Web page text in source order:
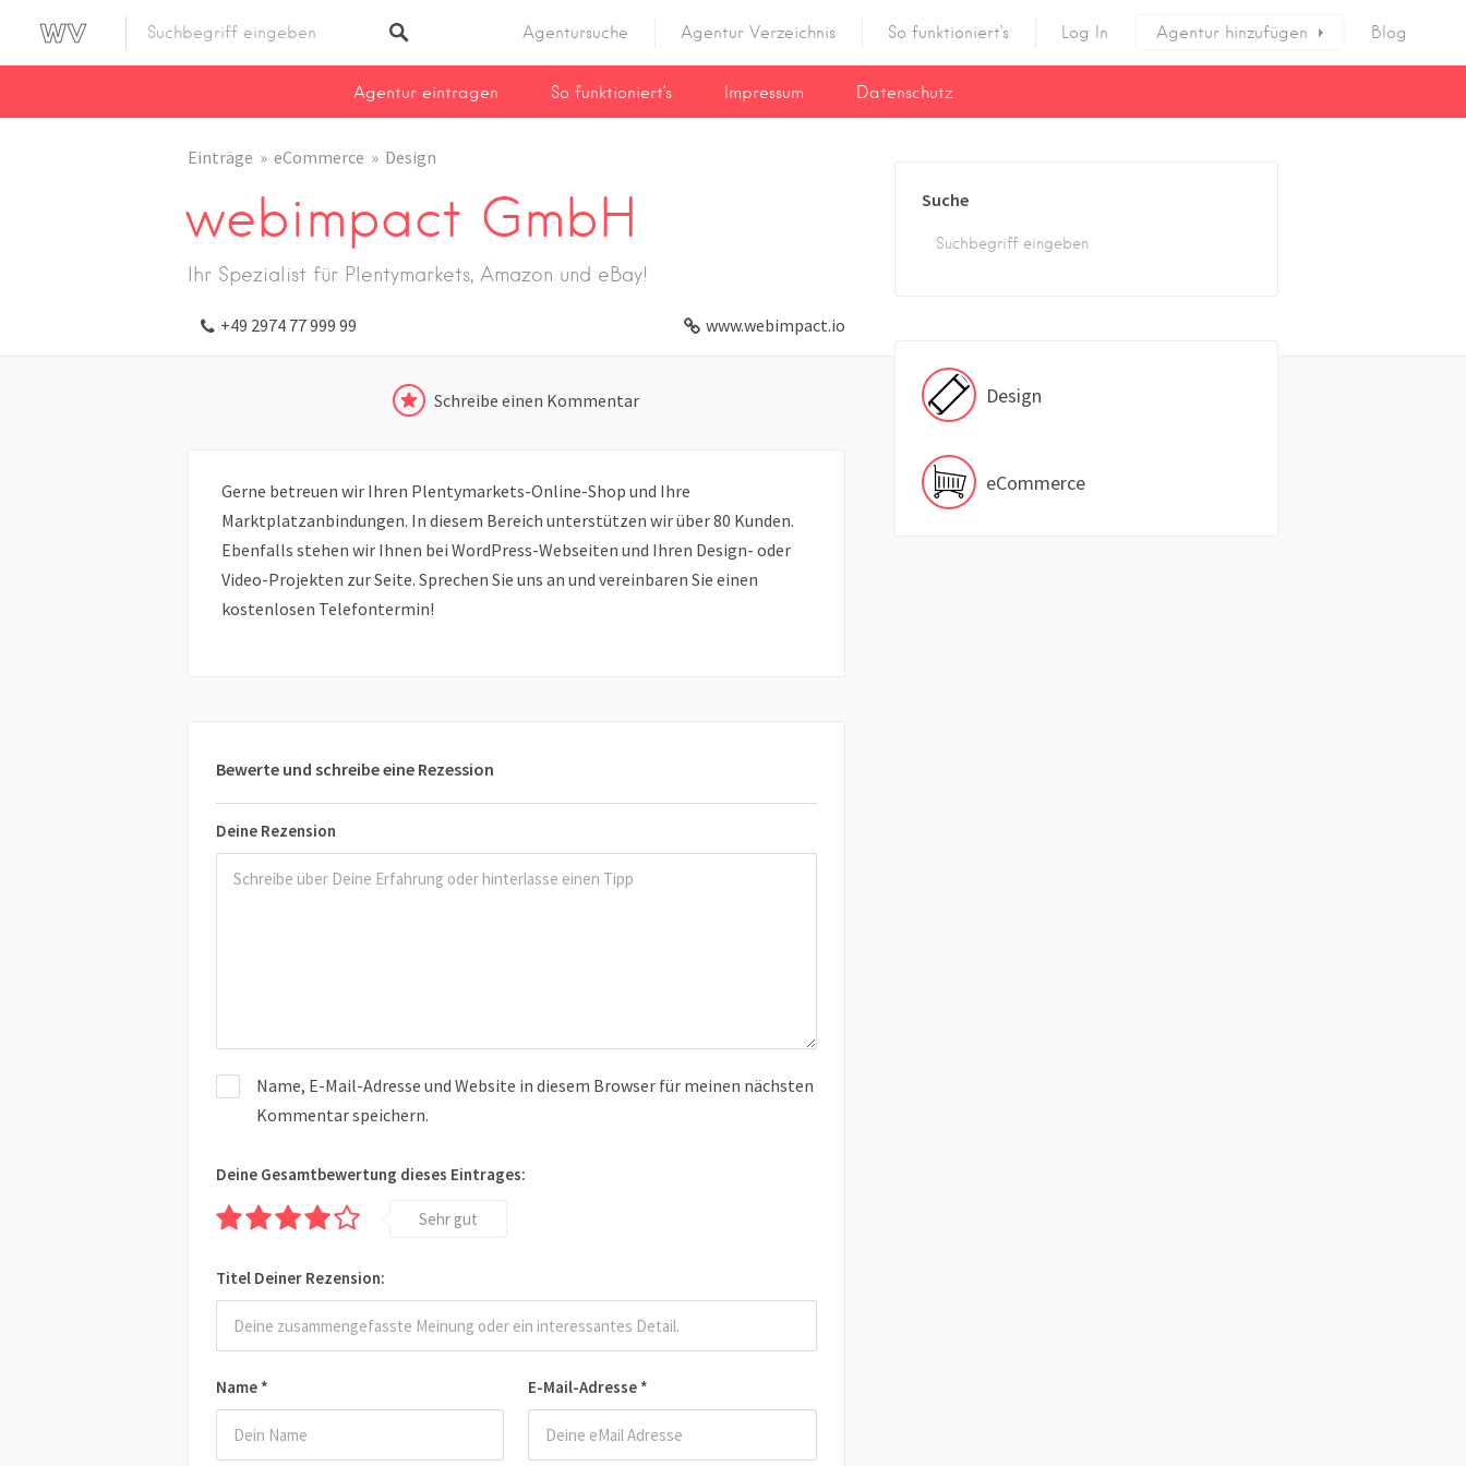
Agentursuche Agentur Verzeichnis So funktioniert’s Log In Agentur hinzufügen Blog
Agentur eintragen So funktioniert’s Impressum Datenschutz
Einträge eCommerce Design
webimpact GmbH
Ihr Spezialist für Plentymarkets, Amazon und eBay!
+49 2974 77 999 99 www.webimpact.io
Schreibe einen Kommentar
Gerne betreuen wir Ihren Plentymarkets-Online-Shop und Ihre
Marktplatzanbindungen. In diesem Bereich unterstützen wir über 80 Kunden.
Ebenfalls stehen wir Ihnen bei WordPress-Webseiten und Ihren Design- oder
Video-Projekten zur Seite. Sprechen Sie uns an und vereinbaren Sie einen
kostenlosen Telefontermin!
Bewerte und schreibe eine Rezession
Deine Rezension
Name * E-Mail-Adresse *
Name, E-Mail-Adresse und Website in diesem Browser für meinen nächsten
Kommentar speichern.
Deine Gesamtbewertung dieses Eintrages:
Sehr gut
Titel Deiner Rezension:
Suche
Design
eCommerce